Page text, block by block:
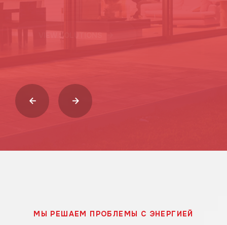
VIEW SOLUTIONS
VIEW SOLUTIONS
МЫ РЕШАЕМ ПРОБЛЕМЫ С ЭНЕРГИЕЙ